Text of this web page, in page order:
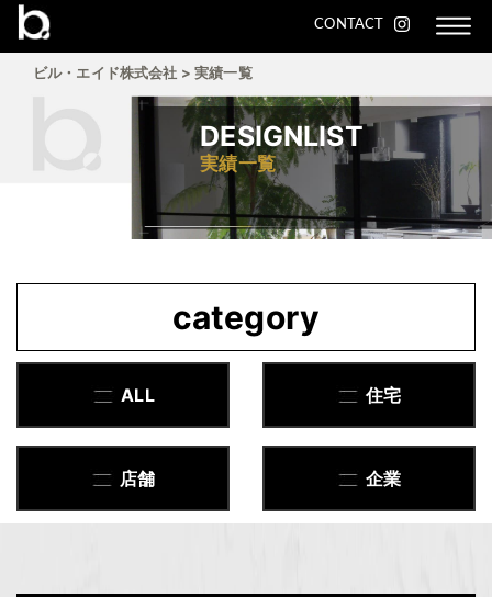
CONTACT
ビル・エイド株式会社 >実績一覧
DESIGNLIST
実績一覧
category
ALL 住宅
店舗 企業